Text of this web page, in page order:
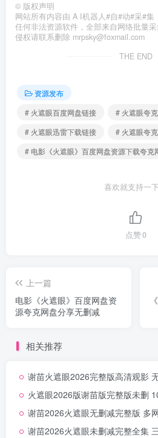
© 版权声明
网站所有内容由 A I机器人#自#动#采#
任何非法资源软件，全部来自网络批量
侵权请联系删除 mrpsky@foxmail.com
THE END
资源发布
# 火遮眼百度网盘链接
# 火遮眼夸
# 火遮眼迅雷下载链接
# 火遮眼夸
# 电影《火遮眼》百度网盘资源下载夸克
喜欢就支持一
点赞0
上一篇
电影《火遮眼》百度网盘资
源夸克网盘分享无删减
相关推荐
谢苗火遮眼2026完整版高清观影
火遮眼2026版谢苗版完整版未删
谢苗2026火遮眼无删减完整版 多
谢苗2026火遮眼未删减完整全集